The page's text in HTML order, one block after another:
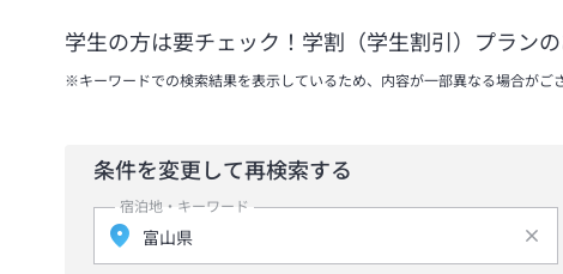
学生の方は要チェック！学割（学生割引）プラン
※キーワードでの検索結果を表示しているため、内容が一部異なる場合がご
条件を変更して再検索する
宿泊地・キーワード